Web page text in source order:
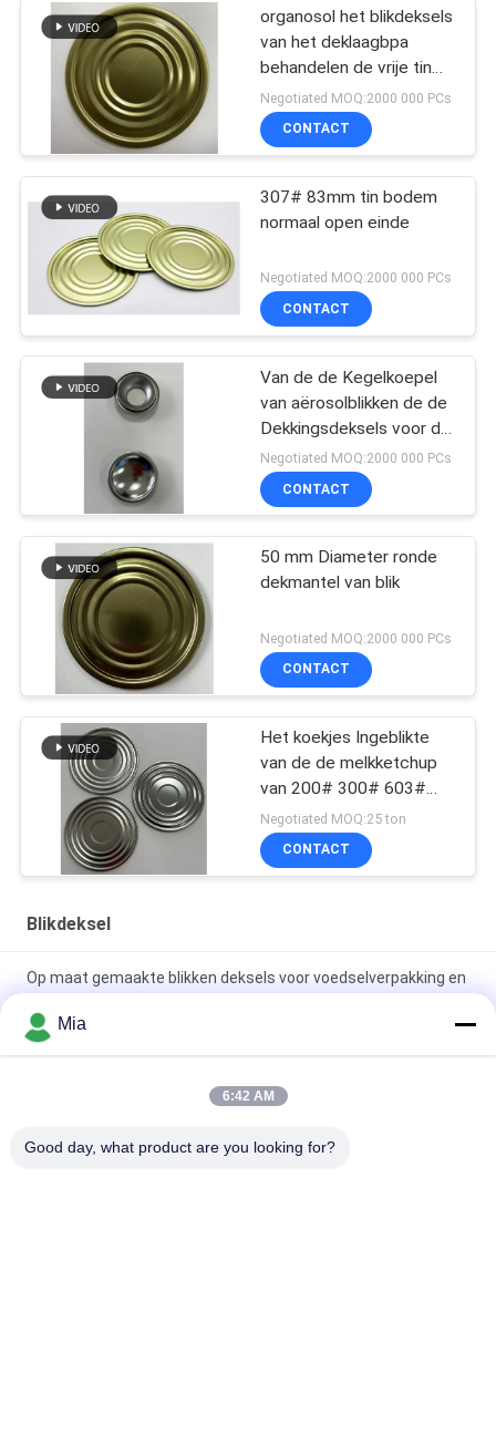
organosol het blikdeksels
van het deklaagbpa
behandelen de vrije tin
de bodem van het het
tinblik van 300# 82.2mm
73mm
Negotiated MOQ:2000 000 PCs
CONTACT
307# 83mm tin bodem
normaal open einde
Negotiated MOQ:2000 000 PCs
CONTACT
Van de de Kegelkoepel
van aërosolblikken de de
Dekkingsdeksels voor de
popcornpan van de de
sneeuwpartij van de
Aërosolnevel kunnen
Negotiated MOQ:2000 000 PCs
CONTACT
50 mm Diameter ronde
dekmantel van blik
Negotiated MOQ:2000 000 PCs
CONTACT
Het koekjes Ingeblikte
van de de melkketchup
van 200# 300# 603#
153mm DEKSEL van het
het middagmaaltin
Negotiated MOQ:25 ton
CONTACT
Blikdeksel
Op maat gemaakte blikken deksels voor voedselverpakking en
Heavy-duty elektrolytische blikdeksels voor voedselblikken |
spuitbussenverpakkingen
Mia
6:42 AM
Good day, what product are you looking for?